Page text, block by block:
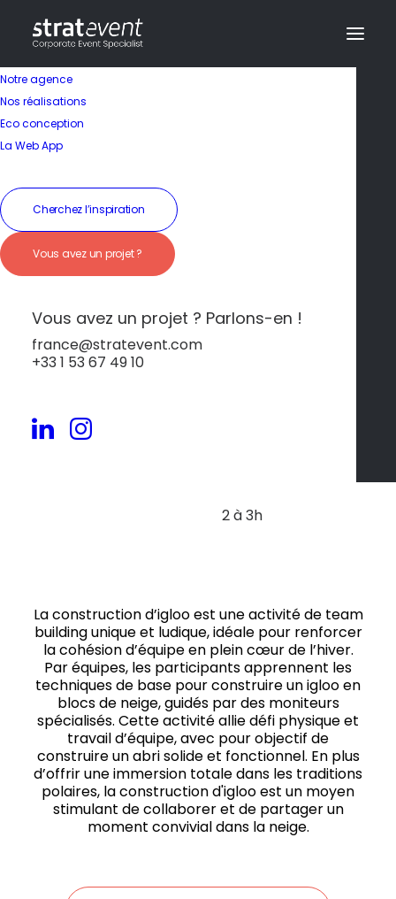
Notre agence
Nos réalisations
Eco conception
La Web App
Cherchez l’inspiration
Vous avez un projet ?
Vous avez un projet ? Parlons-en !
france@stratevent.com
+33 1 53 67 49 10
Construction d'Igloo –
Challenge et
Cohésion
2 à 3h
La construction d’igloo est une activité de team
building unique et ludique, idéale pour renforcer
la cohésion d’équipe en plein cœur de l’hiver.
Par équipes, les participants apprennent les
techniques de base pour construire un igloo en
blocs de neige, guidés par des moniteurs
spécialisés. Cette activité allie défi physique et
travail d’équipe, avec pour objectif de
construire un abri solide et fonctionnel. En plus
d’offrir une immersion totale dans les traditions
polaires, la construction d'igloo est un moyen
stimulant de collaborer et de partager un
moment convivial dans la neige.